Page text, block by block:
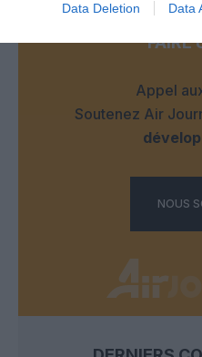
Data Deletion Data
FAIRE
Appel
Soutenez Air
NOUS